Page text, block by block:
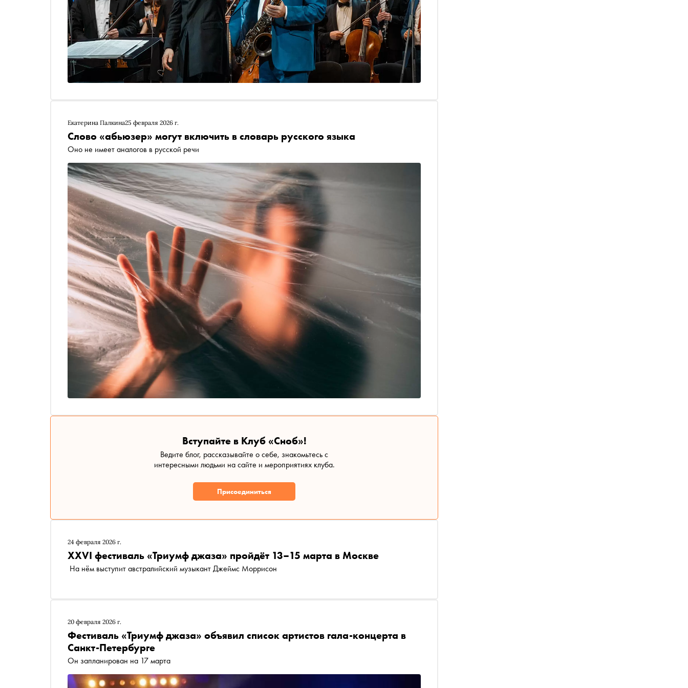
Екатерина Палкина25 февраля 2026 г.
Слово «абьюзер» могут включить в словарь русского языка
Оно не имеет аналогов в русской речи
Вступайте в Клуб «Сноб»!
Ведите блог, рассказывайте о себе, знакомьтесь с
интересными людьми на сайте и мероприятиях клуба.
Присоединиться
24 февраля 2026 г.
XXVI фестиваль «Триумф джаза» пройдёт 13–15 марта в Москве
На нём выступит австралийский музыкант Джеймс Моррисон
20 февраля 2026 г.
Фестиваль «Триумф джаза» объявил список артистов гала-концерта в
Санкт-Петербурге
Он запланирован на 17 марта